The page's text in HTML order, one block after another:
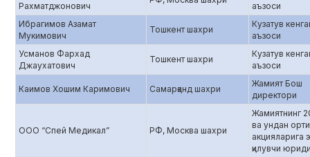
Рахматджонович
аъзоси
Ибрагимов Азамат
Мукимович
Тошкент шахри
Кузатув
аъзоси
Усманов Фархад
Джаухатович
Тошкент шахри
Кузатув
аъзоси
Каимов Хошим Каримович Самарқанд шахри
Жамият Бош
директори
ООО “Спей Медикал” РФ, Москва шахри
Жамиятнинг
ва ундан
акцияларига
қилувчи